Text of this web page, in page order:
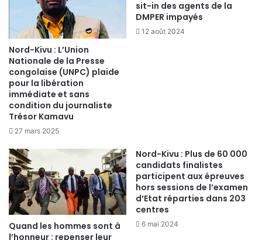
Nord-Kivu : L’Union
Nationale de la Presse
congolaise (UNPC) plaide
pour la libération
immédiate et sans
condition du journaliste
Trésor Kamavu
27 mars 2025
sit-in des agents de la
DMPER impayés
12 août 2024
Quand les hommes sont à
l’honneur : repenser leur
Nord-Kivu : Plus de 60 000
candidats finalistes
participent aux épreuves
hors sessions de l’examen
d’Etat réparties dans 203
centres
6 mai 2024